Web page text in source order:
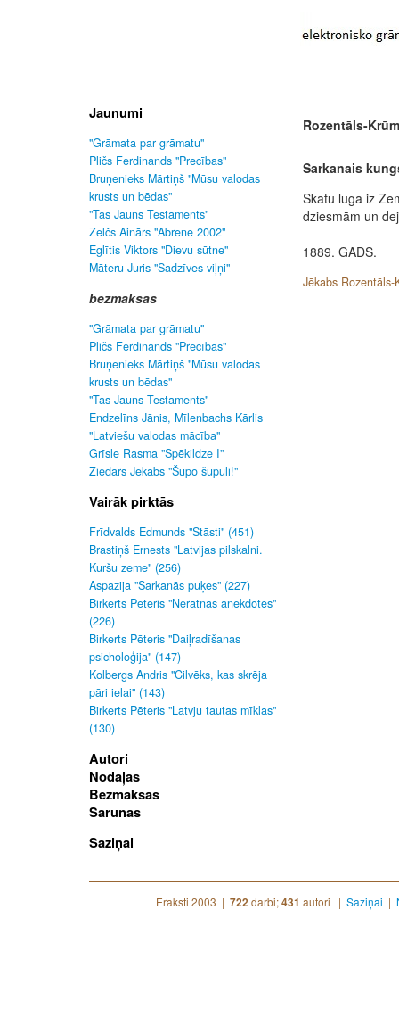
Jaunumi
"Grāmata par grāmatu"
Pličs Ferdinands "Precības"
Bruņenieks Mārtiņš "Mūsu valodas
krusts un bēdas"
"Tas Jauns Testaments"
Zelčs Ainārs "Abrene 2002"
Eglītis Viktors "Dievu sūtne"
Māteru Juris "Sadzīves viļņi"
bezmaksas
"Grāmata par grāmatu"
Pličs Ferdinands "Precības"
Bruņenieks Mārtiņš "Mūsu valodas
krusts un bēdas"
"Tas Jauns Testaments"
Endzelīns Jānis, Mīlenbachs Kārlis
"Latviešu valodas mācība"
Grīsle Rasma "Spēkildze I"
Ziedars Jēkabs "Šūpo šūpuli!"
Vairāk pirktās
Frīdvalds Edmunds "Stāsti" (451)
Brastiņš Ernests "Latvijas pilskalni.
Kuršu zeme" (256)
Aspazija "Sarkanās puķes" (227)
Birkerts Pēteris "Nerātnās anekdotes"
(226)
Birkerts Pēteris "Daiļradīšanas
psicholoģija" (147)
Kolbergs Andris "Cilvēks, kas skrēja
pāri ielai" (143)
Birkerts Pēteris "Latvju tautas mīklas"
(130)
Autori
Nodaļas
Bezmaksas
Sarunas
Saziņai
Rozentāls-
Sarkanais
Skatu luga iz
dziesmām un
1889. GADS.
Jēkabs
Eraksti 2003 | 722 darbi;431 autori | Saziņai |